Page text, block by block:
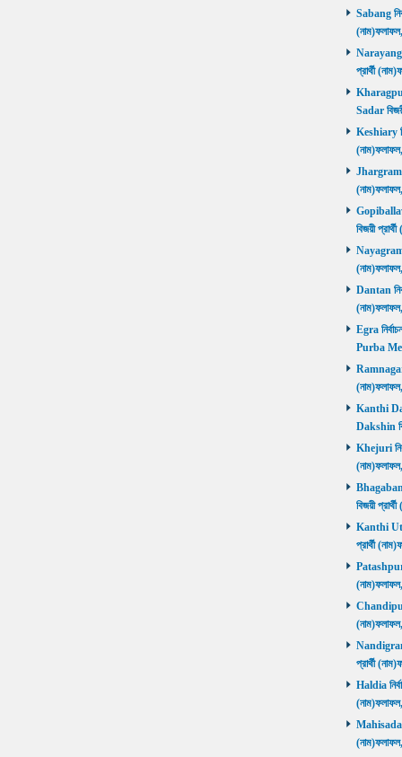
Sabang
প্রার্থী
Kharagpur
Sadar
Keshiary
Jhargram
বিজয়ী
Nayagram
Dantan
Egra
Purba
Ramnagar
Kanthi
Dakshin
Khejuri
বিজয়ী
Kanthi
প্রার্থী
Patashpur
Chandipur
Nandigram
প্রার্থী
Haldia
Mahisadal